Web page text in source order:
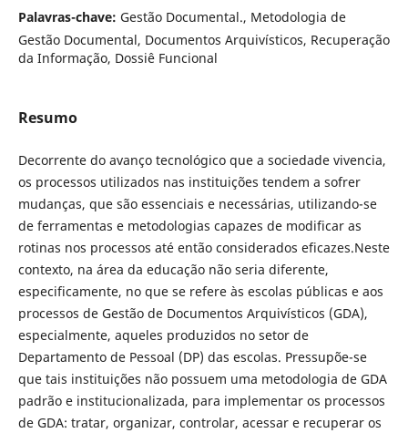
Palavras-chave: Gestão Documental., Metodologia de
Gestão Documental, Documentos Arquivísticos, Recuperação
da Informação, Dossiê Funcional
Resumo
Decorrente do avanço tecnológico que a sociedade vivencia,
os processos utilizados nas instituições tendem a sofrer
mudanças, que são essenciais e necessárias, utilizando-se
de ferramentas e metodologias capazes de modificar as
rotinas nos processos até então considerados eficazes.Neste
contexto, na área da educação não seria diferente,
especificamente, no que se refere às escolas públicas e aos
processos de Gestão de Documentos Arquivísticos (GDA),
especialmente, aqueles produzidos no setor de
Departamento de Pessoal (DP) das escolas. Pressupõe-se
que tais instituições não possuem uma metodologia de GDA
padrão e institucionalizada, para implementar os processos
de GDA: tratar, organizar, controlar, acessar e recuperar os